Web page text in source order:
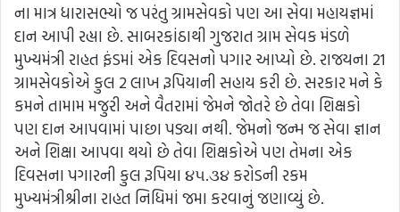
ના માત્ર ધારાસભ્યો જ પરંતુ ગ્રામસેવકો પણ આ સેવા મહાયજ્ઞમાં
દાન આપી રહ્યા છે. સાબરકાંઠાથી ગુજરાત ગ્રામ સેવક મંડળે
મુખ્યમંત્રી રાહત ફંડમાં એક દિવસનો પગાર આપ્યો છે. રાજયના 21
ગ્રામસેવકોએ કુલ 2 લાખ રૂપિયાની સહાય કરી છે. સરકાર મને કે
કમને તામામ મજુરી અને વૈતરામાં જેમને જોતરે છે તેવા શિક્ષકો
પણ દાન આપવામાં પાછા પડ્યા નથી. જેમનો જન્મ જ સેવા જ્ઞાન
અને શિક્ષા આપવા થયો છે તેવા શિક્ષકોએ પણ તેમના એક
દિવસના પગારની કુલ રૂપિયા ૪૫.૩૪ કરોડની રકમ
મુખ્યમંત્રીશ્રીના રાહત નિધિમાં જમા કરવાનું જણાવ્યું છે.